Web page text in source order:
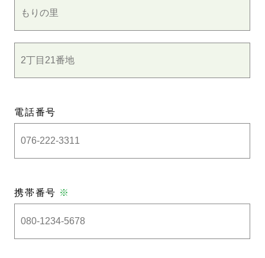
電話番号
携帯番号 ※